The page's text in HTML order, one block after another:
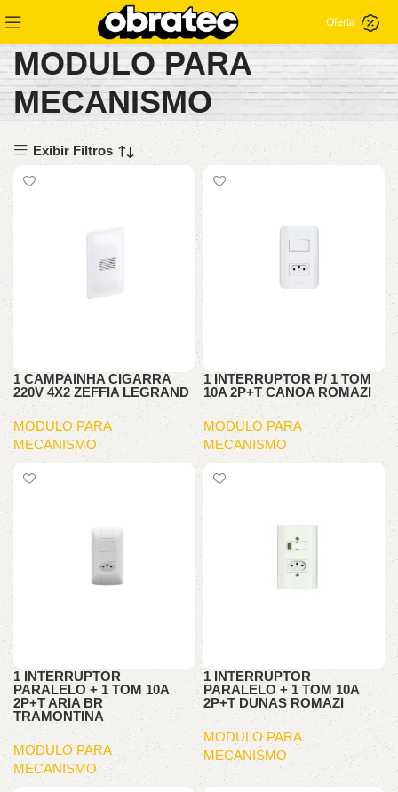
Oferta
MODULO PARA
MECANISMO
Exibir Filtros
1 CAMPAINHA CIGARRA
220V 4X2 ZEFFIA LEGRAND
MODULO PARA
MECANISMO
1 INTERRUPTOR P/ 1 TOM
10A 2P+T CANOA ROMAZI
MODULO PARA
MECANISMO
1 INTERRUPTOR
PARALELO + 1 TOM 10A
2P+T ARIA BR
TRAMONTINA
MODULO PARA
MECANISMO
1 INTERRUPTOR
PARALELO + 1 TOM 10A
2P+T DUNAS ROMAZI
MODULO PARA
MECANISMO